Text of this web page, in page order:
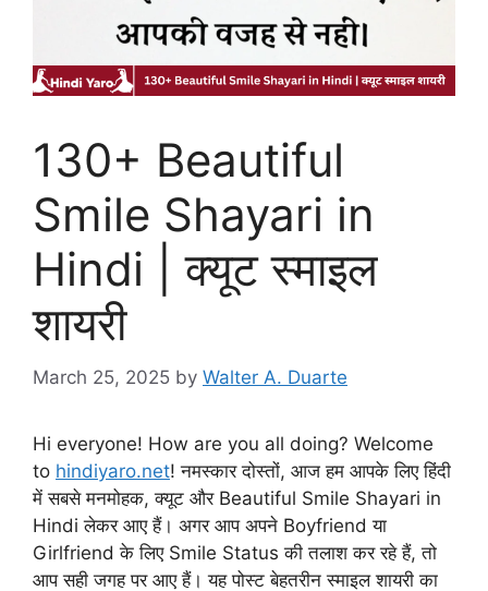
130+ Beautiful
Smile Shayari in
Hindi | क्यूट स्माइल
शायरी
March 25, 2025 by Walter A. Duarte
Hi everyone! How are you all doing? Welcome
to hindiyaro.net! नमस्कार दोस्तों, आज हम आपके लिए हिंदी
में सबसे मनमोहक, क्यूट और Beautiful Smile Shayari in
Hindi लेकर आए हैं। अगर आप अपने Boyfriend या
Girlfriend के लिए Smile Status की तलाश कर रहे हैं, तो
आप सही जगह पर आए हैं। यह पोस्ट बेहतरीन स्माइल शायरी का